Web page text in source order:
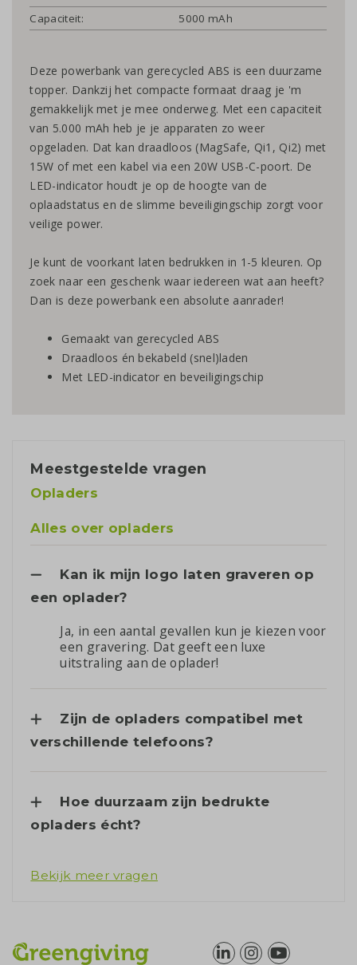
Capaciteit:
5000 mAh
Deze powerbank van gerecycled ABS is een duurzame
topper. Dankzij het compacte formaat draag je 'm
gemakkelijk met je mee onderweg. Met een capaciteit
van 5.000 mAh heb je je apparaten zo weer
opgeladen. Dat kan draadloos (MagSafe, Qi1, Qi2) met
15W of met een kabel via een 20W USB-C-poort. De
LED-indicator houdt je op de hoogte van de
oplaadstatus en de slimme beveiligingschip zorgt voor
veilige power.
Je kunt de voorkant laten bedrukken in 1-5 kleuren. Op
zoek naar een geschenk waar iedereen wat aan heeft?
Dan is deze powerbank een absolute aanrader!
Gemaakt van gerecycled ABS
Draadloos én bekabeld (snel)laden
Met LED-indicator en beveiligingschip
Meestgestelde vragen
Opladers
Alles over opladers
Kan ik mijn logo laten graveren op
een oplader?
Ja, in een aantal gevallen kun je kiezen voor
een gravering. Dat geeft een luxe
uitstraling aan de oplader!
Zijn de opladers compatibel met
verschillende telefoons?
Hoe duurzaam zijn bedrukte
opladers écht?
Bekijk meer vragen